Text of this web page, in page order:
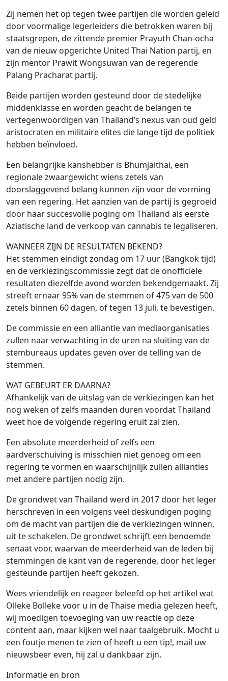
Zij nemen het op tegen twee partijen die worden geleid
door voormalige legerleiders die betrokken waren bij
staatsgrepen, de zittende premier Prayuth Chan-ocha
van de nieuw opgerichte United Thai Nation partij, en
zijn mentor Prawit Wongsuwan van de regerende
Palang Pracharat partij.
Beide partijen worden gesteund door de stedelijke
middenklasse en worden geacht de belangen te
vertegenwoordigen van Thailand’s nexus van oud geld
aristocraten en militaire elites die lange tijd de politiek
hebben beïnvloed.
Een belangrijke kanshebber is Bhumjaithai, een
regionale zwaargewicht wiens zetels van
doorslaggevend belang kunnen zijn voor de vorming
van een regering. Het aanzien van de partij is gegroeid
door haar succesvolle poging om Thailand als eerste
Aziatische land de verkoop van cannabis te legaliseren.
WANNEER ZIJN DE RESULTATEN BEKEND?
Het stemmen eindigt zondag om 17 uur (Bangkok tijd)
en de verkiezingscommissie zegt dat de onofficiële
resultaten diezelfde avond worden bekendgemaakt. Zij
streeft ernaar 95% van de stemmen of 475 van de 500
zetels binnen 60 dagen, of tegen 13 juli, te bevestigen.
De commissie en een alliantie van mediaorganisaties
zullen naar verwachting in de uren na sluiting van de
stembureaus updates geven over de telling van de
stemmen.
WAT GEBEURT ER DAARNA?
Afhankelijk van de uitslag van de verkiezingen kan het
nog weken of zelfs maanden duren voordat Thailand
weet hoe de volgende regering eruit zal zien.
Een absolute meerderheid of zelfs een
aardverschuiving is misschien niet genoeg om een
regering te vormen en waarschijnlijk zullen allianties
met andere partijen nodig zijn.
De grondwet van Thailand werd in 2017 door het leger
herschreven in een volgens veel deskundigen poging
om de macht van partijen die de verkiezingen winnen,
uit te schakelen. De grondwet schrijft een benoemde
senaat voor, waarvan de meerderheid van de leden bij
stemmingen de kant van de regerende, door het leger
gesteunde partijen heeft gekozen.
Wees vriendelijk en reageer beleefd op het artikel wat
Olleke Bolleke voor u in de Thaise media gelezen heeft,
wij moedigen toevoeging van uw reactie op deze
content aan, maar kijken wel naar taalgebruik. Mocht u
een foutje menen te zien of heeft u een tip!, mail uw
nieuwsbeer even, hij zal u dankbaar zijn.
Informatie en bron